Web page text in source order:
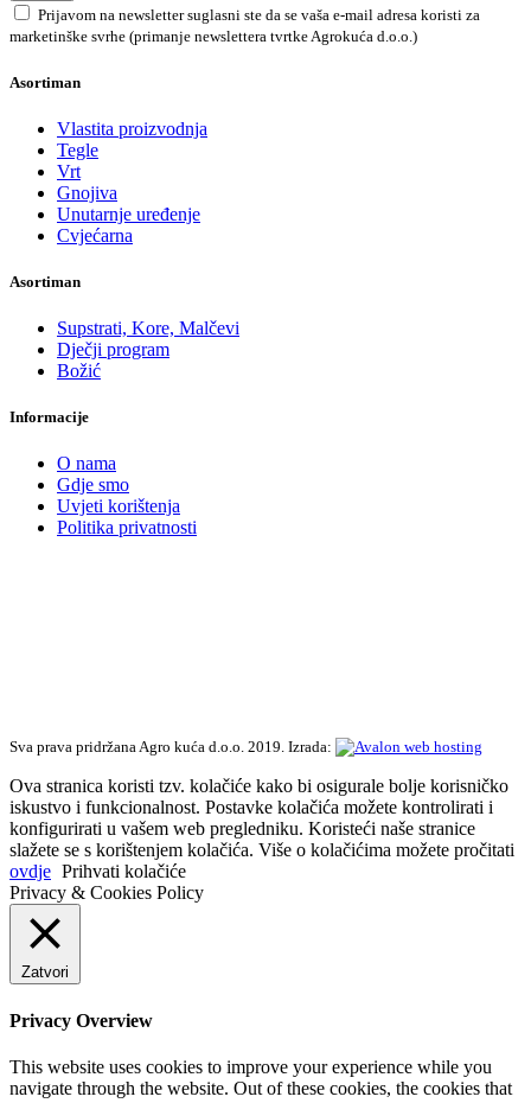
Prijavom na newsletter suglasni ste da se vaša e-mail adresa koristi za
marketinške svrhe (primanje newslettera tvrtke Agrokuća d.o.o.)
Asortiman
Vlastita proizvodnja
Tegle
Vrt
Gnojiva
Unutarnje uređenje
Cvjećarna
Asortiman
Supstrati, Kore, Malčevi
Dječji program
Božić
Informacije
O nama
Gdje smo
Uvjeti korištenja
Politika privatnosti
Sva prava pridržana Agro kuća d.o.o. 2019. Izrada:
Ova stranica koristi tzv. kolačiće kako bi osigurale bolje korisničko
iskustvo i funkcionalnost. Postavke kolačića možete kontrolirati i
konfigurirati u vašem web pregledniku. Koristeći naše stranice
slažete se s korištenjem kolačića. Više o kolačićima možete pročitati
ovdje Prihvati kolačiće
Privacy & Cookies Policy
Zatvori
Privacy Overview
This website uses cookies to improve your experience while you
navigate through the website. Out of these cookies, the cookies that